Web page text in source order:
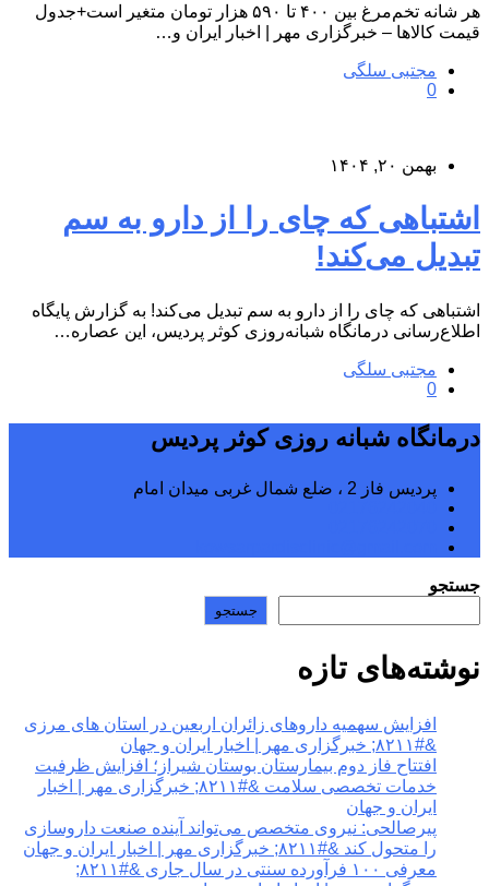
هر شانه تخم‌مرغ بین ۴۰۰ تا ۵۹۰ هزار تومان متغیر است+جدول
قیمت کالاها – خبرگزاری مهر | اخبار ایران و…
مجتبی سلگی
0
بهمن ۲۰, ۱۴۰۴
اشتباهی که چای را از دارو به سم
تبدیل می‌کند!
اشتباهی که چای را از دارو به سم تبدیل می‌کند! به گزارش پایگاه
اطلاع‌رسانی درمانگاه شبانه‌روزی کوثر پردیس، این عصاره…
مجتبی سلگی
0
درمانگاه شبانه روزی کوثر پردیس
پردیس فاز 2 ، ضلع شمال غربی میدان امام
جستجو
جستجو
نوشته‌های تازه
افزایش سهمیه داروهای زائران اربعین در استان های مرزی
&#۸۲۱۱; خبرگزاری مهر | اخبار ایران و جهان
افتتاح فاز دوم بیمارستان بوستان شیراز؛ افزایش ظرفیت
خدمات تخصصی سلامت &#۸۲۱۱; خبرگزاری مهر | اخبار
ایران و جهان
پیرصالحی: نیروی متخصص می‌تواند آینده صنعت داروسازی
را متحول کند &#۸۲۱۱; خبرگزاری مهر | اخبار ایران و جهان
معرفی ۱۰۰ فرآورده سنتی در سال جاری &#۸۲۱۱;